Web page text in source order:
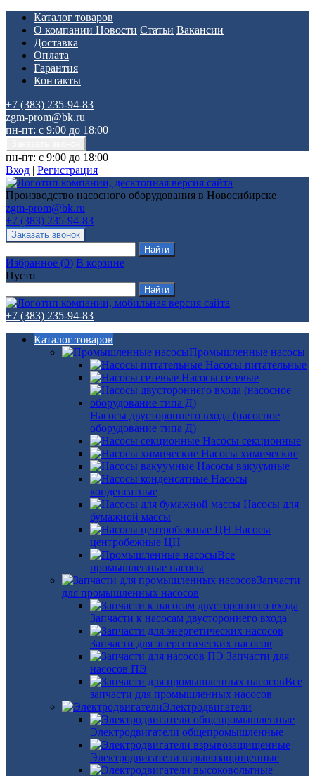
Каталог товаров
О компании Новости Статьи Вакансии
Доставка
Оплата
Гарантия
Контакты
+7 (383) 235-94-83
zgm-prom@bk.ru
пн-пт: с 9:00 до 18:00
пн-пт: с 9:00 до 18:00
Вход | Регистрация
Производство насосного оборудования в Новосибирске
zgm-prom@bk.ru
+7 (383) 235-94-83
Избранное (0) В корзине
Пусто
+7 (383) 235-94-83
Каталог товаров
Промышленные насосы
Насосы питательные
Насосы сетевые
Насосы двустороннего входа (насосное
оборудование типа Д)
Насосы секционные
Насосы химические
Насосы вакуумные
Насосы
конденсатные
Насосы для
бумажной массы
Насосы
центробежные ЦН
Все
промышленные насосы
Запчасти
для промышленных насосов
Запчасти к насосам двустороннего входа
Запчасти для энергетических насосов
Запчасти для
насосов ПЭ
Все
запчасти для промышленных насосов
Электродвигатели
Электродвигатели общепромышленные
Электродвигатели взрывозащищенные